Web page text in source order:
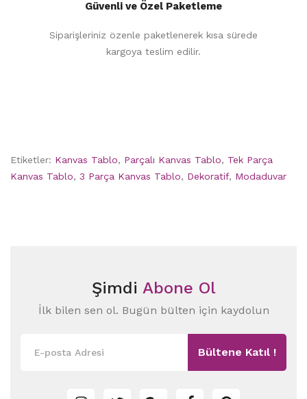
Güvenli ve Özel Paketleme
Siparişleriniz özenle paketlenerek kısa sürede
kargoya teslim edilir.
Etiketler: Kanvas Tablo, Parçalı Kanvas Tablo, Tek Parça
Kanvas Tablo, 3 Parça Kanvas Tablo, Dekoratif, Modaduvar
Şimdi Abone Ol
İlk bilen sen ol. Bugün bülten için kaydolun
Bültene Katıl !